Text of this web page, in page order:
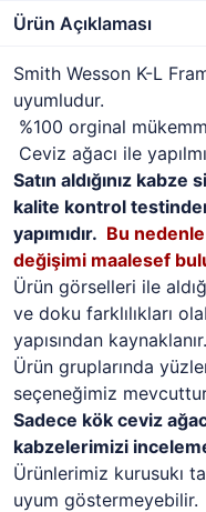
Ürün Açıklaması
Smith Wesson K-L
uyumludur.
%100 orginal
Ceviz ağacı ile
Satın aldığınız
kalite kontrol
yapımıdır. Bu
değişimi maalesef
Ürün görselleri ile
ve doku farklılıkları
yapısından kaynaklanır.
Ürün gruplarında
seçeneğimiz
Sadece kök ceviz
kabzelerimizi
Ürünlerimiz kurusukı
uyum göstermeyebilir.